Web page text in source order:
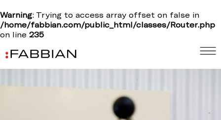
Warning: Trying to access array offset on false in
/home/fabbian.com/public_html/classes/Router.php
on line 235